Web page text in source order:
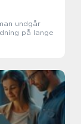
undgår
på lange